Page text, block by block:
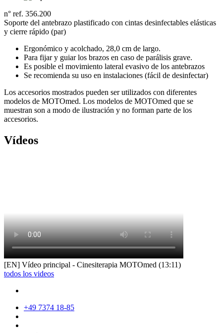
n° ref. 356.200
Soporte del antebrazo plastificado con cintas desinfectables elásticas
y cierre rápido (par)
Ergonómico y acolchado, 28,0 cm de largo.
Para fijar y guiar los brazos en caso de parálisis grave.
Es posible el movimiento lateral evasivo de los antebrazos
Se recomienda su uso en instalaciones (fácil de desinfectar)
Los accesorios mostrados pueden ser utilizados con diferentes
modelos de MOTOmed. Los modelos de MOTOmed que se
muestran son a modo de ilustración y no forman parte de los
accesorios.
Vídeos
[EN] Vídeo principal - Cinesiterapia MOTOmed (13:11)
todos los videos
+49 7374 18-85